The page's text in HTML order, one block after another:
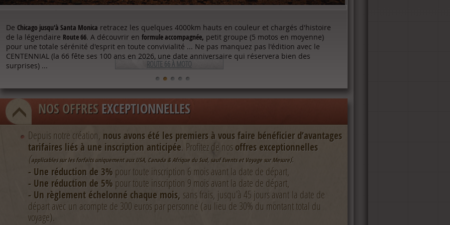
De Chicago jusqu'à Santa Monica retracez les quelques 4000km hauts en couleur et chargés d'histoire
de la légendaire Route 66. A découvrir en formule accompagnée, petit groupe (5 motos en moyenne)
pour une totale sérénité d'esprit en toute convivialité ... Ne pas manquez pas l'édition avec le
CENTENNIAL (la 66 fête ses 100 ans en 2026, une date anniversaire qui réservera bien des
surprises) ...
ROUTE 66 À MOTO
NOS OFFRES EXCEPTIONNELLES
Depuis notre création, nous avons été les premiers à vous faire bénéficier d’avantages
tarifaires liés à une inscription anticipée. Profitez de nosoffres exceptionnelles
(applicables sur les forfaits uniquement aux USA, Canada & Afrique du Sud, sauf Events et Voyage sur Mesure):
- Une réduction de 3% pour toute inscription 6 mois avant la date de départ,
- Une réduction de 5% pour toute inscription 9 mois avant la date de départ,
- Un règlement échelonné chaque mois, sans frais, jusqu'à 45 jours avant la date de
départ avec un acompte de 300 euros par personne (au lieu de 30% du montant total du
voyage).